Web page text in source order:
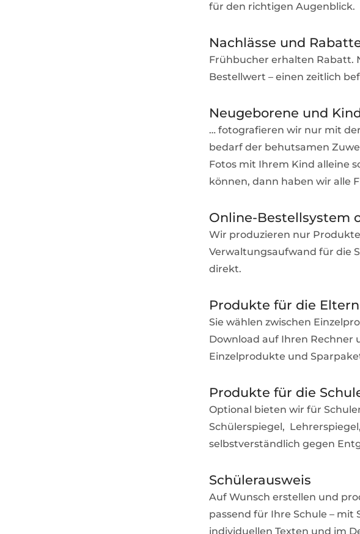
für den richtigen Augenblick.
Nachlässe und
Frühbucher erhalten Rabatt.
Bestellwert – einen zeitlich
Neugeborene und
… fotografieren wir nur mit
bedarf der behutsamen
Fotos mit Ihrem Kind alleine
können, dann haben wir alle
Online-Bestellsystem
Wir produzieren nur
Verwaltungsaufwand für die
direkt.
Produkte für die Eltern
Sie wählen zwischen
Download auf Ihren Rechner
Einzelprodukte und
Produkte für die
Optional bieten wir für
Schülerspiegel,
selbstverständlich gegen
Schülerausweis
Auf Wunsch erstellen und
passend für Ihre Schule –
individuellen Texten und im